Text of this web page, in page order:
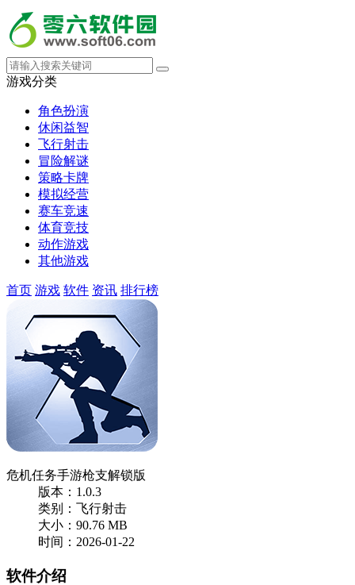
游戏分类
角色扮演
休闲益智
飞行射击
冒险解谜
策略卡牌
模拟经营
赛车竞速
体育竞技
动作游戏
其他游戏
首页 游戏 软件 资讯 排行榜
危机任务手游枪支解锁版
版本：1.0.3
类别：飞行射击
大小：90.76 MB
时间：2026-01-22
软件介绍